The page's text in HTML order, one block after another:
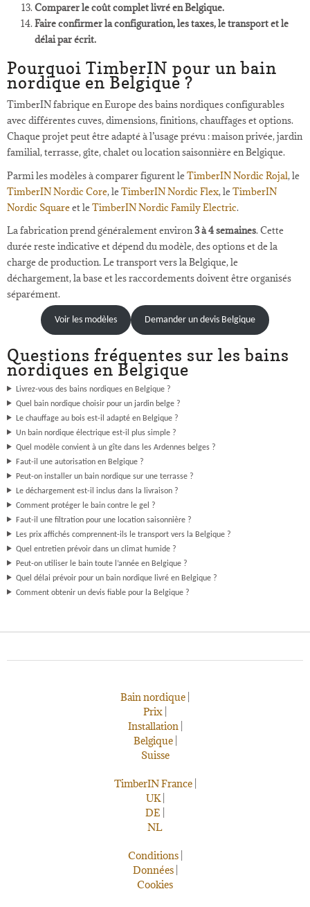
Comparer le coût complet livré en Belgique.
Faire confirmer la configuration, les taxes, le transport et le
délai par écrit.
Pourquoi TimberIN pour un bain
nordique en Belgique ?
TimberIN fabrique en Europe des bains nordiques configurables
avec différentes cuves, dimensions, finitions, chauffages et options.
Chaque projet peut être adapté à l’usage prévu : maison privée, jardin
familial, terrasse, gîte, chalet ou location saisonnière en Belgique.
Parmi les modèles à comparer figurent leTimberIN Nordic Rojal, le
TimberIN Nordic Core, leTimberIN Nordic Flex, leTimberIN
Nordic Squareet leTimberIN Nordic Family Electric.
La fabrication prend généralement environ3 à 4 semaines. Cette
durée reste indicative et dépend du modèle, des options et de la
charge de production. Le transport vers la Belgique, le
déchargement, la base et les raccordements doivent être organisés
séparément.
Voir les modèles Demander un devis Belgique
Questions fréquentes sur les bains
nordiques en Belgique
Livrez-vous des bains nordiques en Belgique ?
Quel bain nordique choisir pour un jardin belge ?
Le chauffage au bois est-il adapté en Belgique ?
Un bain nordique électrique est-il plus simple ?
Quel modèle convient à un gîte dans les Ardennes belges ?
Faut-il une autorisation en Belgique ?
Peut-on installer un bain nordique sur une terrasse ?
Le déchargement est-il inclus dans la livraison ?
Comment protéger le bain contre le gel ?
Faut-il une filtration pour une location saisonnière ?
Les prix affichés comprennent-ils le transport vers la Belgique ?
Quel entretien prévoir dans un climat humide ?
Peut-on utiliser le bain toute l’année en Belgique ?
Quel délai prévoir pour un bain nordique livré en Belgique ?
Comment obtenir un devis fiable pour la Belgique ?
Bain nordique
Prix
Installation|
Belgique|
Suisse
TimberIN France|
UK|
DE
NL
Conditions|
Données|
Cookies